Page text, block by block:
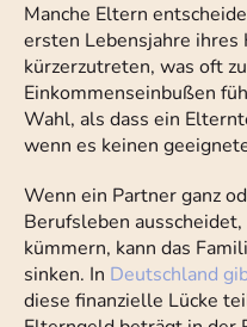
Manche Eltern
ersten Lebensjahre ihres
kürzerzutreten, was oft
Einkommenseinbußen
Wahl, als dass ein
wenn es keinen
Wenn ein Partner ganz
Berufsleben
kümmern, kann das
sinken. In Deutschland
diese finanzielle Lücke